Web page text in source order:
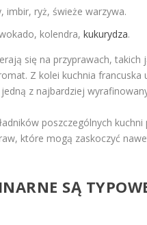
imbir, ryż, świeże warzywa.
kolendra, kukurydza.
się na przyprawach,
Z kolei kuchnia francuska
z najbardziej
poszczególnych
które mogą zaskoczyć
SĄ